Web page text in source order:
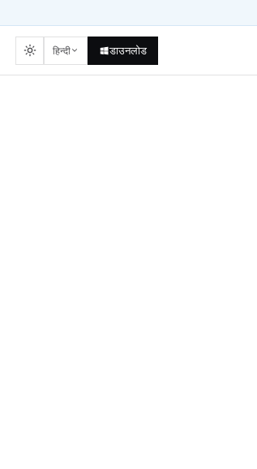
हिन्दी डाउनलोड